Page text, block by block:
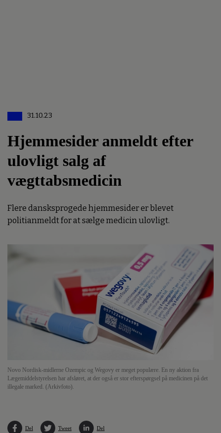
31.10.23
Hjemmesider anmeldt efter
ulovligt salg af
vægttabsmedicin
Flere dansksprogede hjemmesider er blevet
politianmeldt for at sælge medicin ulovligt.
Novo Nordisk-midlerne Ozempic og Wegovy er meget populære. En ny aktion fra
Lægemiddelstyrelsen har afsløret, at der også er stor efterspørgsel på medicinen på det
illegale marked. (Arkivfoto).
Del Tweet Del